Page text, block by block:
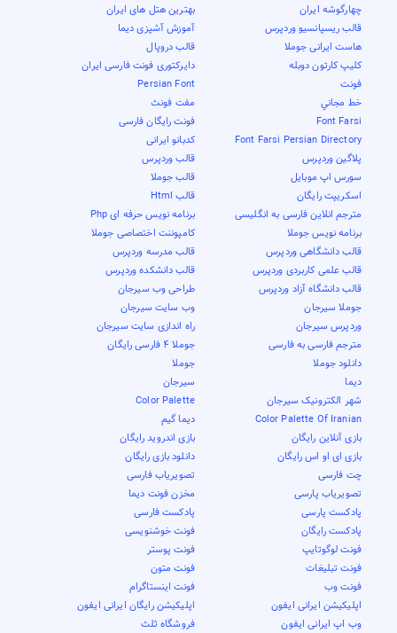
چهارگوشه ایران
بهترین هتل های ایران
قالب ریسپانسیو وردپرس
آموزش آشپزی دیما
هاست ایرانی جوملا
قالب دروپال
کلیپ کارتون دوبله
دایرکتوری فونت فارسی ایران
فونت
Persian Font
خط مجاني
مفت فونٹ
Font Farsi
فونت رایگان فارسی
Font Farsi Persian Directory
کدبانو ایرانی
پلاگین وردپرس
قالب وردپرس
سورس اپ موبایل
قالب جوملا
اسکریپت رایگان
قالب Html
مترجم انلاین فارسی به انگلیسی
برنامه نویس حرفه ای Php
برنامه نویس جوملا
کامپوننت اختصاصی جوملا
قالب دانشگاهی وردپرس
قالب مدرسه وردپرس
قالب علمی کاربردی وردپرس
قالب دانشکده وردپرس
قالب دانشگاه آزاد وردپرس
طراحی وب سیرجان
جوملا سیرجان
وب سایت سیرجان
وردپرس سیرجان
راه اندازی سایت سیرجان
مترجم فارسی به فارسی
جوملا 4 فارسی رایگان
دانلود جوملا
جوملا
دیما
سیرجان
شهر الکترونیک سیرجان
Color Palette
Color Palette Of Iranian
دیما گیم
بازی آنلاین رایگان
بازی اندروید رایگان
بازی ای او اس رایگان
دانلود بازی رایگان
چت فارسی
تصویریاب فارسی
تصویریاب پارسی
مخزن فونت دیما
پادکست پارسی
پادکست فارسی
پادکست رایگان
فونت خوشنویسی
فونت لوگوتایپ
فونت پوستر
فونت تبلیغات
فونت متون
فونت وب
فونت اینستاگرام
اپلیکیشن ایرانی ایفون
اپلیکیشن رایگان ایرانی ایفون
وب اپ ایرانی ایفون
فروشگاه ثلث